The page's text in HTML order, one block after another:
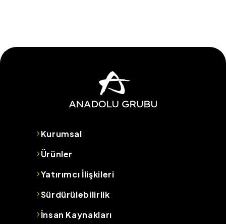
Kurumsal
Ürünler
Yatırımcı İlişkileri
Sürdürülebilirlik
İnsan Kaynakları